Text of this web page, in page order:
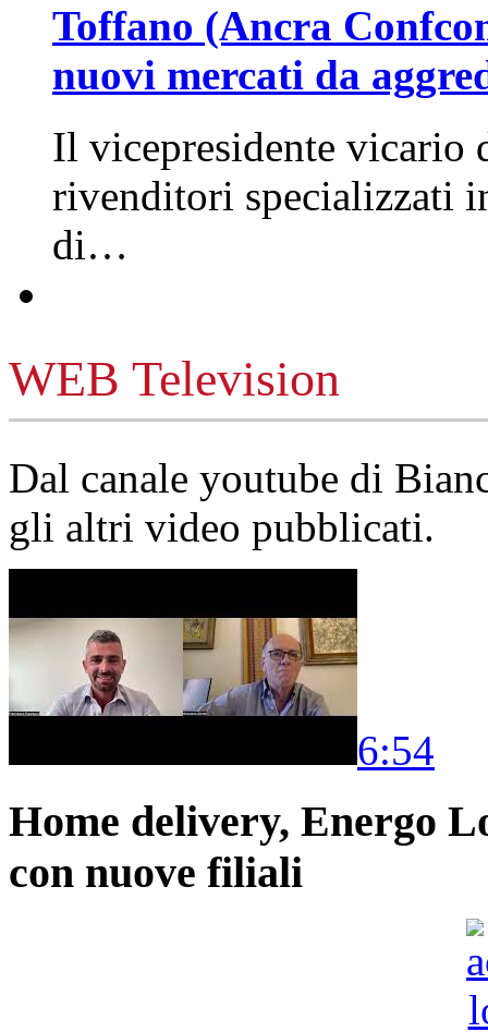
Toffano (Ancra
nuovi mercati da
Il vicepresidente vicario
rivenditori specializzati
di…
WEB Television
Dal canale youtube di
gli altri video pubblicati.
6:54
Home delivery, Energo
con nuove filiali